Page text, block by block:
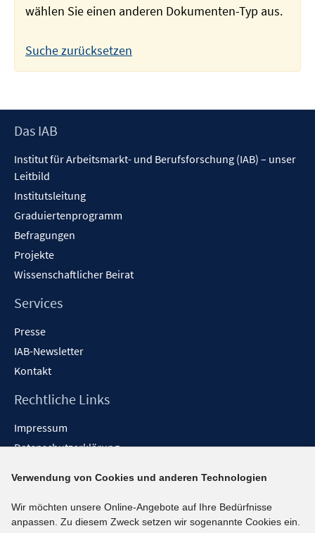
wählen Sie einen anderen Dokumenten-Typ aus.
Suche zurücksetzen
Footer
Das IAB
Institut für Arbeitsmarkt- und Berufsforschung (IAB) – unser
Leitbild
Institutsleitung
Graduiertenprogramm
Befragungen
Projekte
Wissenschaftlicher Beirat
Services
Presse
IAB-Newsletter
Kontakt
Rechtliche Links
Impressum
Datenschutzerklärung
Barrieren melden
Social-Media-Kanäle
Verwendung von Cookies und anderen Technologien
Wir möchten unsere Online-Angebote auf Ihre Bedürfnisse
anpassen. Zu diesem Zweck setzen wir sogenannte Cookies ein.